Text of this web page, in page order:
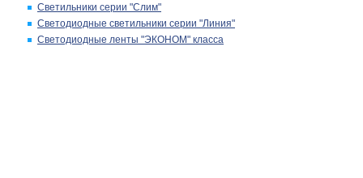
Светильники серии "Слим"
Светодиодные светильники серии "Линия"
Светодиодные ленты "ЭКОНОМ" класса